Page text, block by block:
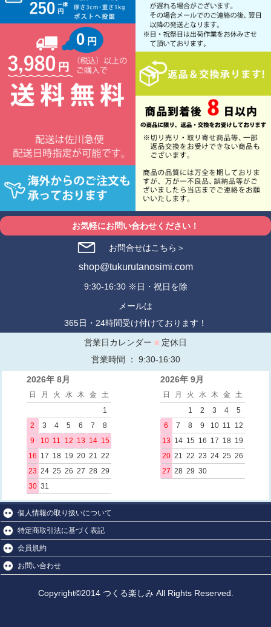
お気軽にお問い合わせください！
お問合せはこちら＞
shop@tukurutanosimi.com
9:30-16:30 ※日・祝日を除
メールは
365日・24時間受け付けております！
営業日カレンダー ■ 定休日
営業時間 ： 9:30-16:30
2026年 8月
日 月 火 水 木 金
土
1
2
3 4 5 6 7
8
9
10 11 12 13 14 15
16 17 18 19 20 21 22
23 24 25 26 27 28 29
30 31
2026年 9月
日 月 火 水 木 金
土
1
2 3 4
5
6
7 8 9 10 11
12
13 14 15 16 17 18 19
20 21 22 23 24 25 26
27 28 29 30
個人情報の取り扱いについて
特定商取引法に基づく表記
会員規約
お問い合わせ
Copyright©2014 つくる楽しみ All Rights Reserved.